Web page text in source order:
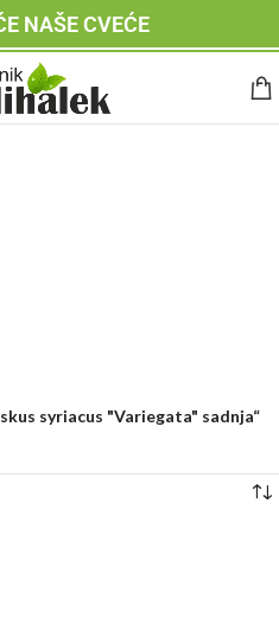
NAŠE CVEĆE
syriacus "Variegata" sadnja“